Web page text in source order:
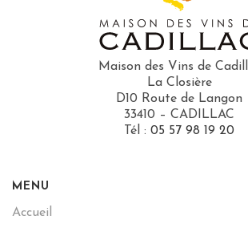
Maison des Vins de
La Closière
D10 Route de Langon
33410 – CADILLAC
Tél : 05 57 98 19 20
MENU
Accueil